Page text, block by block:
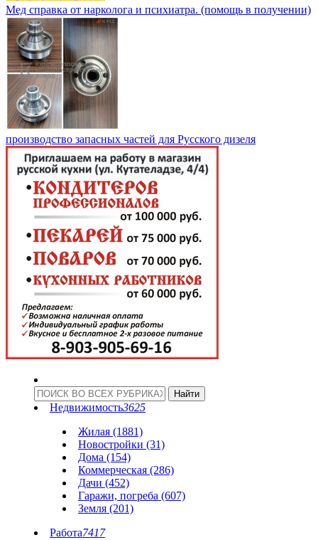
Мед справка от нарколога и психиатра. (помощь в получении)
производство запасных частей для Русского дизеля
Недвижимость3625
Жилая (1881)
Новостройки (31)
Дома (154)
Коммерческая (286)
Дачи (452)
Гаражи, погреба (607)
Земля (201)
Работа7417